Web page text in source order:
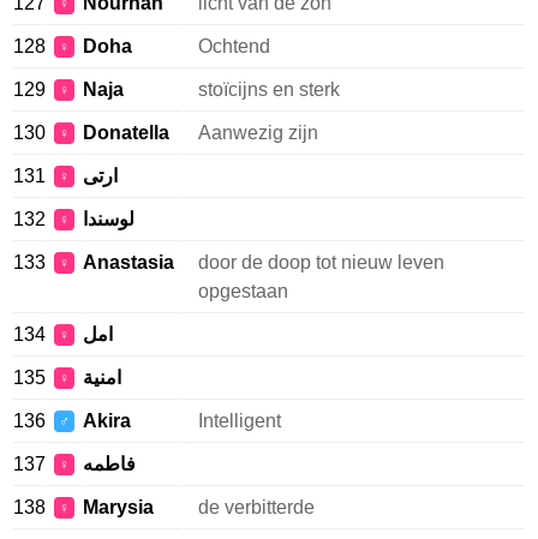
♀
128 ♀ Doha Ochtend
129 ♀ Naja stoïcijns en sterk
130 ♀ Donatella Aanwezig zijn
131 ♀ ارتى
132 ♀ لوسندا
133 ♀ Anastasia
door de doop tot nieuw leven
opgestaan
134 ♀ امل
135 ♀ امنية
136 ♂ Akira Intelligent
137 ♀ فاطمه
138 ♀ Marysia de verbitterde